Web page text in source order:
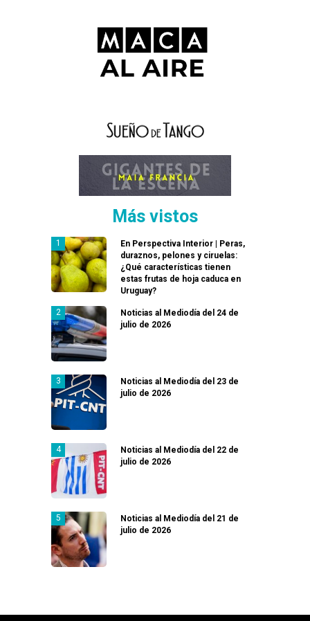
Más vistos
En Perspectiva Interior | Peras,
duraznos, pelones y ciruelas:
¿Qué características tienen
estas frutas de hoja caduca en
Uruguay?
Noticias al Mediodía del 24 de
julio de 2026
Noticias al Mediodía del 23 de
julio de 2026
Noticias al Mediodía del 22 de
julio de 2026
Noticias al Mediodía del 21 de
julio de 2026